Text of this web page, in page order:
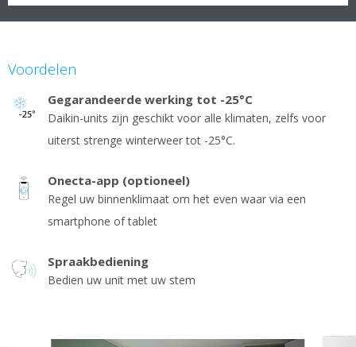
Voordelen
Gegarandeerde werking tot -25°C
Daikin-units zijn geschikt voor alle klimaten, zelfs voor
uiterst strenge winterweer tot -25°C.
Onecta-app (optioneel)
Regel uw binnenklimaat om het even waar via een
smartphone of tablet
Spraakbediening
Bedien uw unit met uw stem